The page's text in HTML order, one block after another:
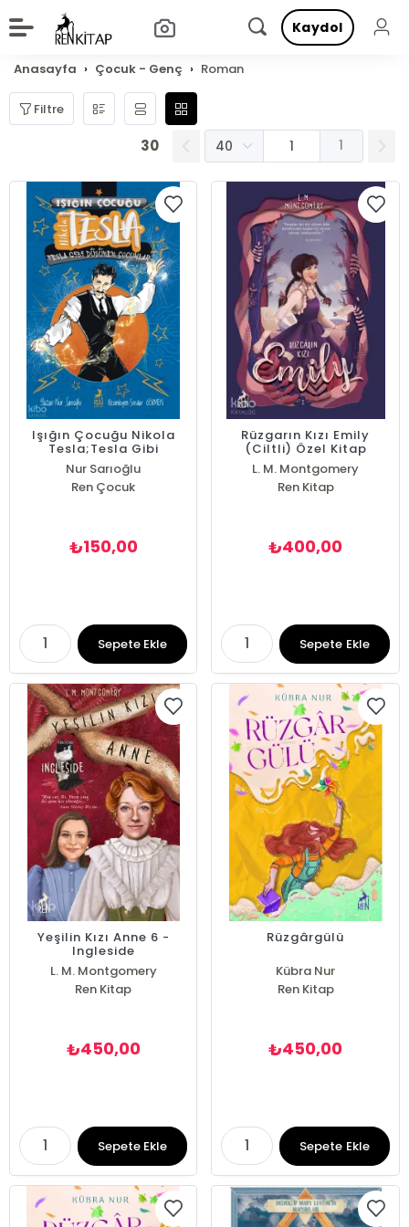
Kaydol
Anasayfa Çocuk - Genç Roman
Filtre
30 1
Işığın Çocuğu Nikola
Tesla;Tesla Gibi
Düşünen Çocuklar
Nur Sarıoğlu
Ren Çocuk
₺150,00
Sepete Ekle
Rüzgarın Kızı Emily
(Ciltli) Özel Kitap
Ayracı İle
L. M. Montgomery
Ren Kitap
₺400,00
Sepete Ekle
Yeşilin Kızı Anne 6 -
Ingleside
L. M. Montgomery
Ren Kitap
₺450,00
Sepete Ekle
Rüzgârgülü
Kübra Nur
Ren Kitap
₺450,00
Sepete Ekle